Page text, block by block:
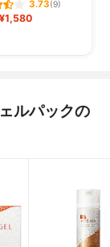
3.73(9)
¥1,580
ルパックの